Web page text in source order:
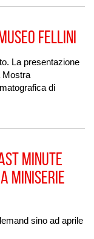
Fellini
La presentazione
Mostra
di
Minute
miniserie
sino ad aprile